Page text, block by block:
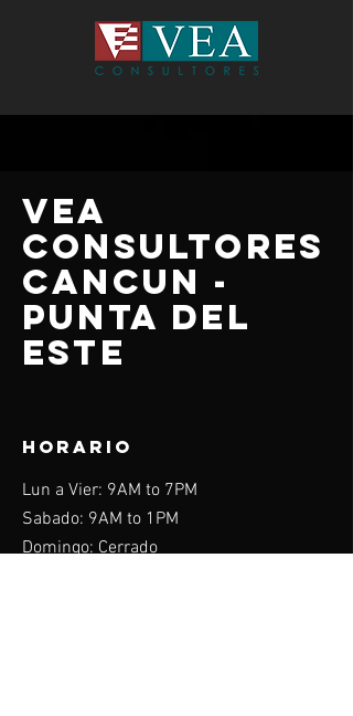
VEA
CONSULTORES
CANCUN -
PUNTA DEL
ESTE
HORARIO
Lun a Vier: 9AM to 7PM
Sabado: 9AM to 1PM
Domingo: Cerrado